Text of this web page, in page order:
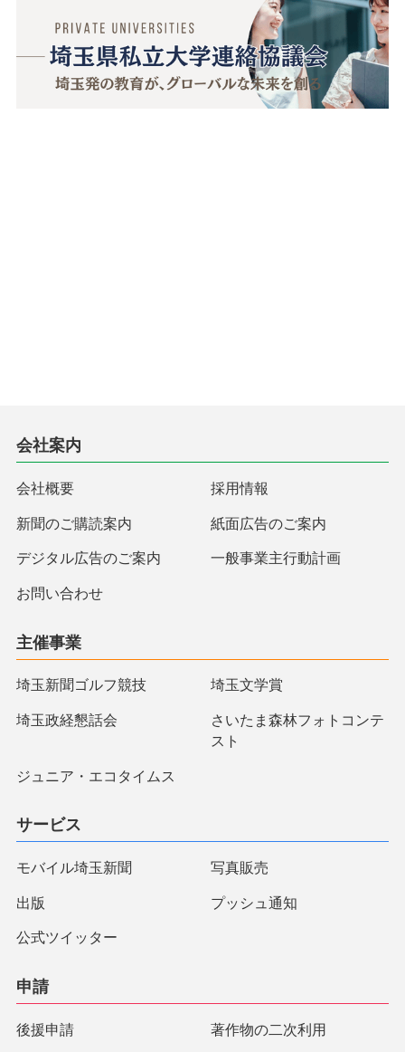
会社案内
会社概要 採用情報
新聞のご購読案内 紙面広告のご案内
デジタル広告のご案内 一般事業主行動計画
お問い合わせ
主催事業
埼玉新聞ゴルフ競技 埼玉文学賞
埼玉政経懇話会
さいたま森林フォトコンテ
スト
ジュニア・エコタイムス
サービス
モバイル埼玉新聞 写真販売
出版 プッシュ通知
公式ツイッター
申請
後援申請 著作物の二次利用